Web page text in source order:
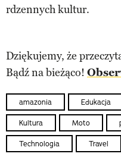
rdzennych kultur.
Dziękujemy, że
Bądź na bieżąco!
amazonia Edukacja
Kultura Moto
Technologia Travel